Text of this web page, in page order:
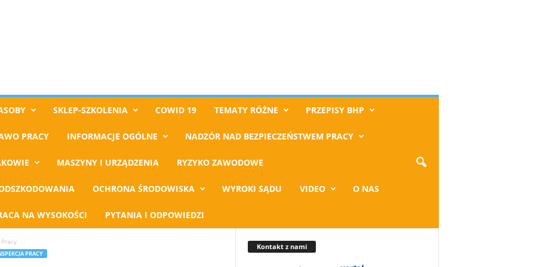
SKLEP-SZKOLENIA COWID 19 TEMATY RÓŻNE PRZEPISY BHP
PRACY INFORMACJE OGÓLNE NADZÓR NAD BEZPIECZEŃSTWEM PRACY
MASZYNY I URZĄDZENIA RYZYKO ZAWODOWE
OCHRONA ŚRODOWISKA WYROKI SĄDU VIDEO O NAS
NA WYSOKOŚCI PYTANIA I ODPOWIEDZI
PRACY
Kontakt z nami